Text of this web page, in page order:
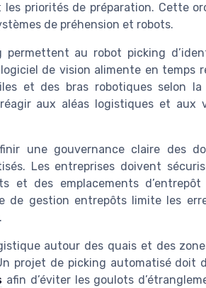
priorités de préparation. Cette
de préhension et robots.
permettent au robot picking
de vision alimente en temps
et des bras robotiques selon
aux aléas logistiques et aux
une gouvernance claire des
Les entreprises doivent
et des emplacements
de gestion entrepôts limite les
autour des quais et des
projet de picking automatisé doit
afin d’éviter les goulots